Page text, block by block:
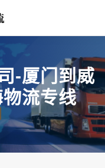
-厦门到威
流专线